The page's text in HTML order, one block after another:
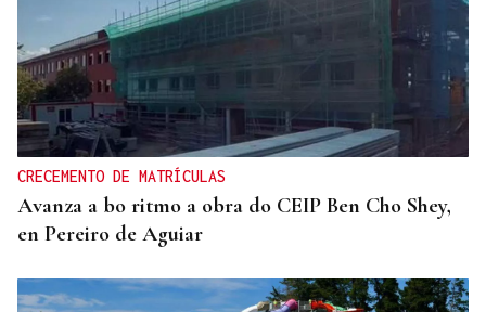
CRECEMENTO DE MATRÍCULAS
Avanza a bo ritmo a obra do CEIP Ben Cho Shey,
en Pereiro de Aguiar